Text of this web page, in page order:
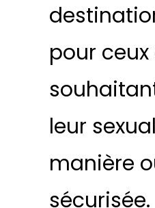
pour
leur
manière
sécurisée.